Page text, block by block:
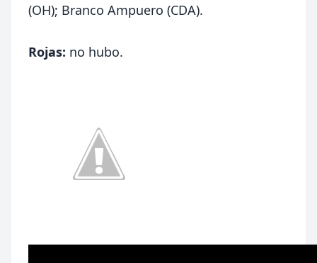
(OH); Branco Ampuero (CDA).
Rojas: no hubo.